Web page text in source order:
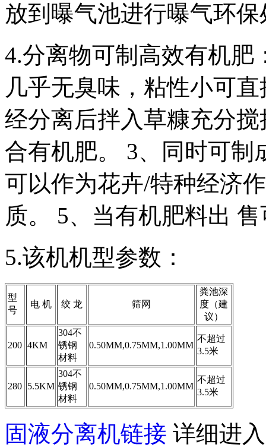
放到曝气池进行曝气环保
4.分离物可制高效有机肥
几乎无臭味，粘性小可
经分离后拌入草糠充分
合有机肥。 3、同时可制
可以作为花卉/特种经济
质。 5、当有机肥料出
5.该机机型参数：
型
号
电 机 绞 龙 筛网
粪池深
度（建
议）
200 4KM
304不
锈钢
材料
0.50MM,0.75MM,1.00MM
不超过
3.5米
280 5.5KM
304不
锈钢
材料
0.50MM,0.75MM,1.00MM
不超过
3.5米
固液分离机链接 详细进入